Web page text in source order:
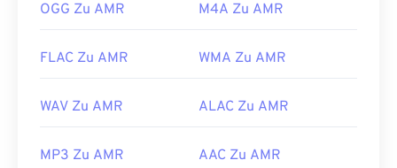
https://en.wikipedia.org/wiki/Adaptive_Multi-
https://www.etsi.org/
OGG Zu AMR M4A Zu AMR
FLAC Zu AMR WMA Zu AMR
WAV Zu AMR ALAC Zu AMR
MP3 Zu AMR AAC Zu AMR